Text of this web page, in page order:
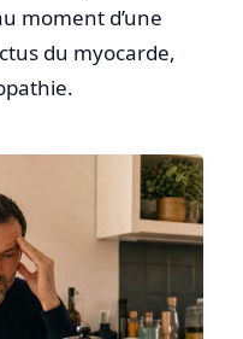
moment d’une
du myocarde,